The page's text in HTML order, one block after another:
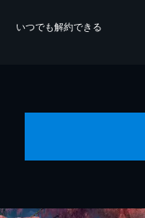
いつでも解約できる